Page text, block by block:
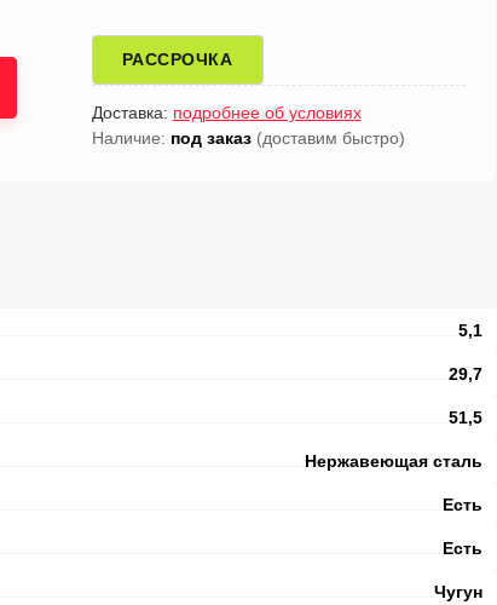
РАССРОЧКА
Доставка: подробнее об условиях
Наличие: под заказ(доставим быстро)
5,1
29,7
51,5
Нержавеющая сталь
Есть
Есть
Чугун